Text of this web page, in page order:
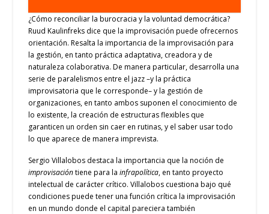
¿Cómo reconciliar la burocracia y la voluntad democrática?
Ruud Kaulinfreks dice que la improvisación puede ofrecernos
orientación. Resalta la importancia de la improvisación para
la gestión, en tanto práctica adaptativa, creadora y de
naturaleza colaborativa. De manera particular, desarrolla una
serie de paralelismos entre el jazz –y la práctica
improvisatoria que le corresponde– y la gestión de
organizaciones, en tanto ambos suponen el conocimiento de
lo existente, la creación de estructuras flexibles que
garanticen un orden sin caer en rutinas, y el saber usar todo
lo que aparece de manera imprevista.
Sergio Villalobos destaca la importancia que la noción de
improvisacióntiene para lainfrapolítica, en tanto proyecto
intelectual de carácter crítico. Villalobos cuestiona bajo qué
condiciones puede tener una función crítica la improvisación
en un mundo donde el capital pareciera también